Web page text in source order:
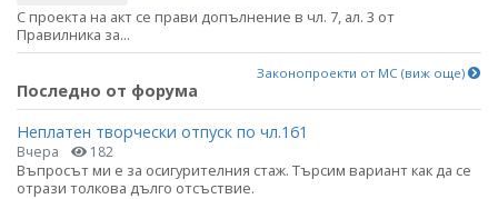
С проекта на акт се прави допълнение в чл. 7, ал. 3 от
Правилника за...
Законопроекти от МС (виж още)
Последно от форума
Неплатен творчески отпуск по чл.161
Вчера 182
Въпросът ми е за осигурителния стаж. Търсим вариант как да се
отрази толкова дълго отсъствие.